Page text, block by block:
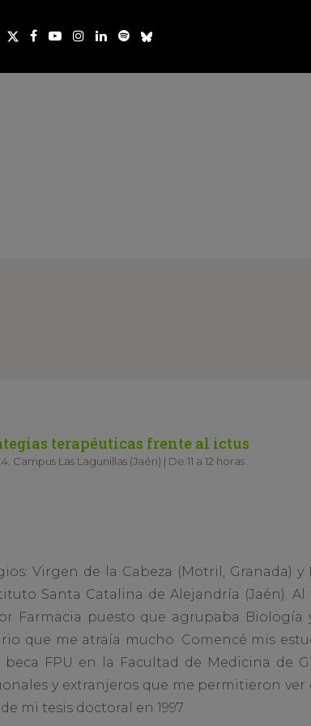
terapéuticas frente al ictus
Las Lagunillas (Jaén) | De 11 a 12 horas
Virgen de la Cabeza (Motril, Granada) y
Santa Catalina de Alejandría (Jaén).
Farmacia puesto que agrupaba Biología
que me atraía mucho. Comencé mis
FPU en la Facultad de Medicina de
y extranjeros que me permitieron ver
mi tesis doctoral en 1997.